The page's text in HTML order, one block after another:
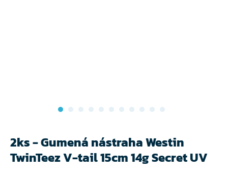
2ks - Gumená nástraha Westin
TwinTeez V-tail 15cm 14g Secret UV